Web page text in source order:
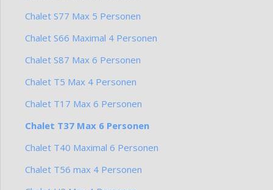
Chalet S77 Max 5 Personen
Chalet S66 Maximal 4 Personen
Chalet S87 Max 6 Personen
Chalet T5 Max 4 Personen
Chalet T17 Max 6 Personen
Chalet T37 Max 6 Personen
Chalet T40 Maximal 6 Personen
Chalet T56 max 4 Personen